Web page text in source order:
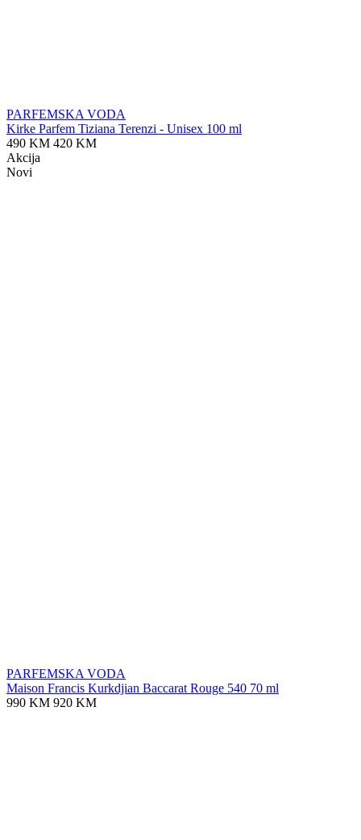
PARFEMSKA VODA
Kirke Parfem Tiziana Terenzi - Unisex 100 ml
490 KM 420 KM
Akcija
Novi
PARFEMSKA VODA
Maison Francis Kurkdjian Baccarat Rouge 540 70 ml
990 KM 920 KM